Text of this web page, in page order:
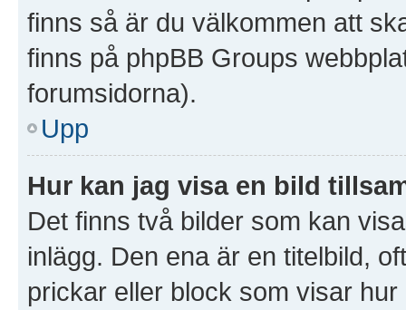
finns så är du välkommen att
finns på phpBB Groups
forumsidorna).
Upp
Hur kan jag visa en bild
Det finns två bilder som kan
inlägg. Den ena är en titelbild,
prickar eller block som visar